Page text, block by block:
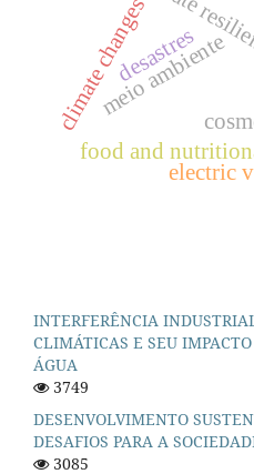
climate
climate changes
food and
meio ambiente
desastres
electric
INTERFERÊNCIA
CLIMÁTICAS E SEU
ÁGUA
3749
DESENVOLVIMENTO
DESAFIOS PARA A
3085